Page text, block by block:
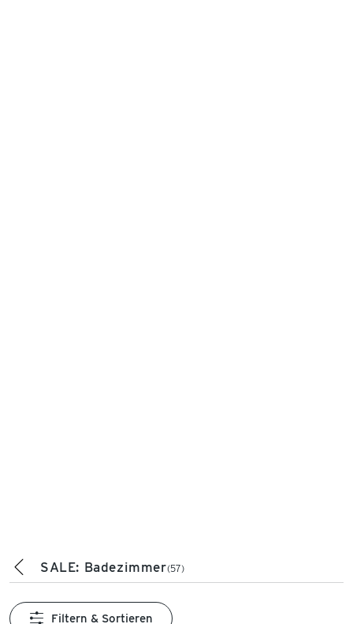
SALE: Badezimmer(57)
Filtern & Sortieren